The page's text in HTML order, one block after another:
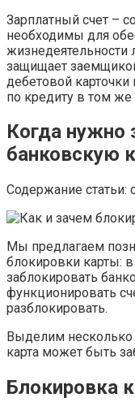
Зарплатный счет –
необходимы для
жизнедеятельности
защищает
дебетовой
по кредиту в том же
Когда нужно
банковскую
Содержание статьи:
Мы предлагаем
блокировки карты:
заблокировать
функционировать
разблокировать.
Выделим несколько
карта может быть
Блокировка